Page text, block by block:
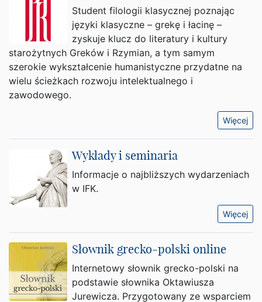
Student filologii klasycznej poznając
języki klasyczne – grekę i łacinę –
zyskuje klucz do literatury i kultury
starożytnych Greków i Rzymian, a tym samym
szerokie wykształcenie humanistyczne przydatne na
wielu ścieżkach rozwoju intelektualnego i
zawodowego.
Więcej
Wykłady i seminaria
Informacje o najbliższych wydarzeniach
w IFK.
Więcej
Słownik grecko-polski online
Internetowy słownik grecko-polski na
podstawie słownika Oktawiusza
Jurewicza. Przygotowany ze wsparciem